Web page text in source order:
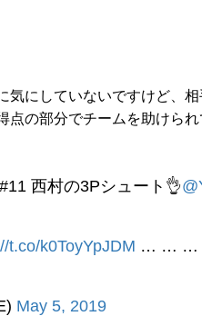
気にしていないですけど、
の部分でチームを助けられ
西村の3Pシュート👌
t.co/k0ToyYpJDM … … …
May 5, 2019